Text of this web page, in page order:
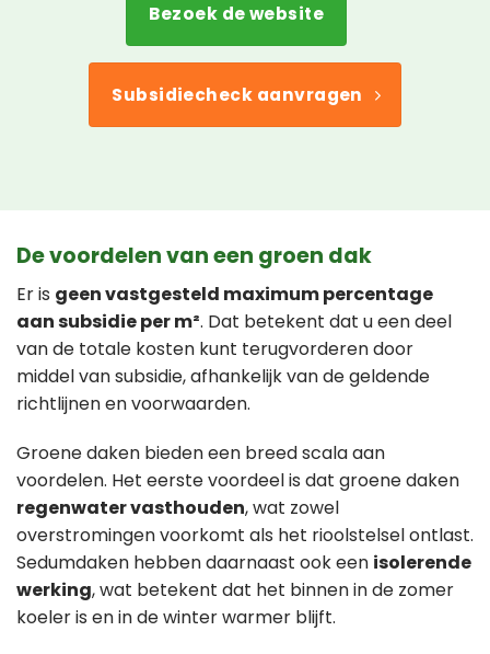
Bezoek de website
Subsidiecheck aanvragen
De voordelen van een groen dak
Er is geen vastgesteld maximum percentage
aan subsidie per m². Dat betekent dat u een deel
van de totale kosten kunt terugvorderen door
middel van subsidie, afhankelijk van de geldende
richtlijnen en voorwaarden.
Groene daken bieden een breed scala aan
voordelen. Het eerste voordeel is dat groene daken
regenwater vasthouden, wat zowel
overstromingen voorkomt als het rioolstelsel ontlast.
Sedumdaken hebben daarnaast ook een isolerende
werking, wat betekent dat het binnen in de zomer
koeler is en in de winter warmer blijft.